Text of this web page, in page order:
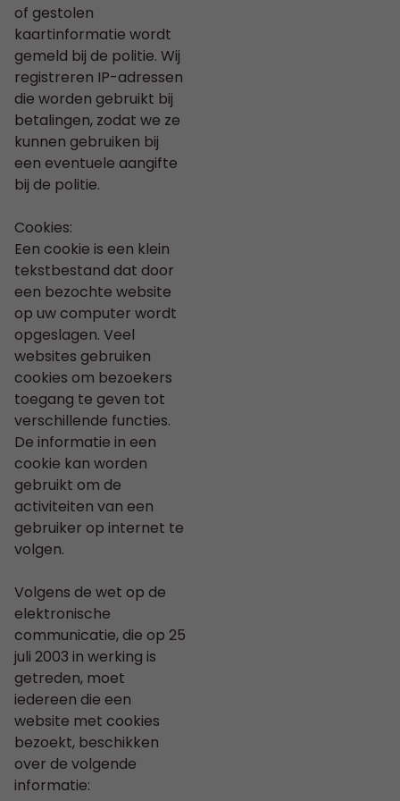
of gestolen
kaartinformatie wordt
gemeld bij de politie. Wij
registreren IP-adressen
die worden gebruikt bij
betalingen, zodat we ze
kunnen gebruiken bij
een eventuele aangifte
bij de politie.
Cookies:
Een cookie is een klein
tekstbestand dat door
een bezochte website
op uw computer wordt
opgeslagen. Veel
websites gebruiken
cookies om bezoekers
toegang te geven tot
verschillende functies.
De informatie in een
cookie kan worden
gebruikt om de
activiteiten van een
gebruiker op internet te
volgen.
Volgens de wet op de
elektronische
communicatie, die op 25
juli 2003 in werking is
getreden, moet
iedereen die een
website met cookies
bezoekt, beschikken
over de volgende
informatie: